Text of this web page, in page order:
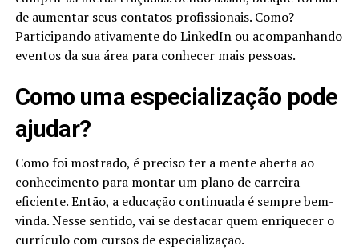
de aumentar seus contatos profissionais. Como?
Participando ativamente do LinkedIn ou acompanhando
eventos da sua área para conhecer mais pessoas.
Como uma especialização pode
ajudar?
Como foi mostrado, é preciso ter a mente aberta ao
conhecimento para montar um plano de carreira
eficiente. Então, a educação continuada é sempre bem-
vinda. Nesse sentido, vai se destacar quem enriquecer o
currículo com cursos de especialização.